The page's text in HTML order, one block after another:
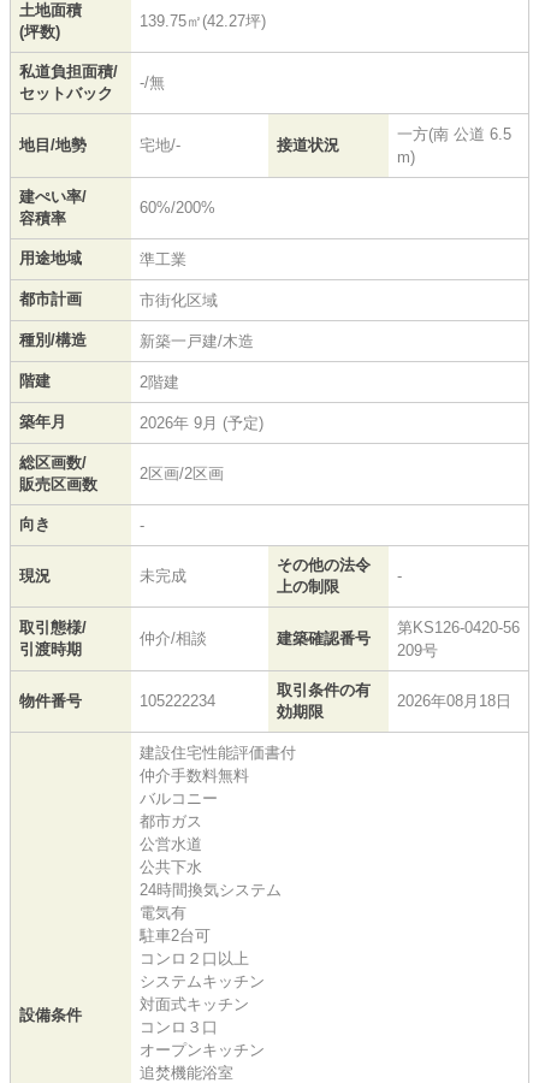
土地面積
(坪数)
139.75㎡(42.27坪)
私道負担面積/
セットバック
-/無
地目/地勢 宅地/- 接道状況
一方(南 公道 6.5
m)
建ぺい率/
容積率
60%/200%
用途地域 準工業
都市計画 市街化区域
種別/構造 新築一戸建/木造
階建 2階建
築年月 2026年 9月 (予定)
総区画数/
販売区画数
2区画/2区画
向き -
現況 未完成
その他の法令
上の制限
-
取引態様/
引渡時期
仲介/相談 建築確認番号
第KS126-0420-56
209号
物件番号 105222234
取引条件の有
効期限
2026年08月18日
設備条件
建設住宅性能評価書付
仲介手数料無料
バルコニー
都市ガス
公営水道
公共下水
24時間換気システム
電気有
駐車2台可
コンロ２口以上
システムキッチン
対面式キッチン
コンロ３口
オープンキッチン
追焚機能浴室